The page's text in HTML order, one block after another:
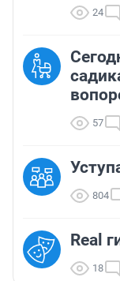
24
57
804
Real
18